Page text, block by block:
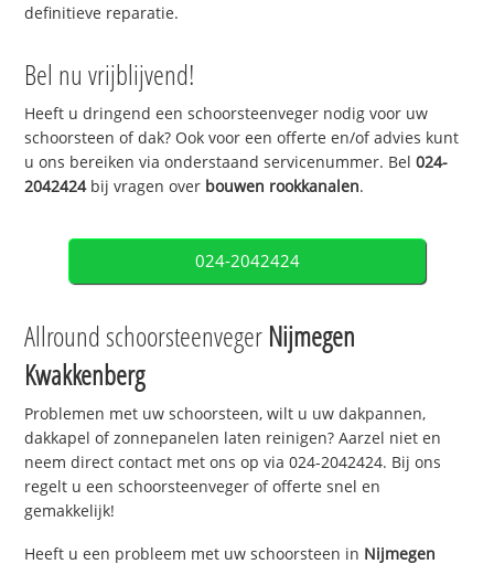
definitieve reparatie.
Bel nu vrijblijvend!
Heeft u dringend een schoorsteenveger nodig voor uw
schoorsteen of dak? Ook voor een offerte en/of advies kunt
u ons bereiken via onderstaand servicenummer. Bel024-
2042424bij vragen over bouwen rookkanalen.
024-2042424
Allround schoorsteenveger Nijmegen
Kwakkenberg
Problemen met uw schoorsteen, wilt u uw dakpannen,
dakkapel of zonnepanelen laten reinigen? Aarzel niet en
neem direct contact met ons op via 024-2042424. Bij ons
regelt u een schoorsteenveger of offerte snel en
gemakkelijk!
Heeft u een probleem met uw schoorsteen in Nijmegen